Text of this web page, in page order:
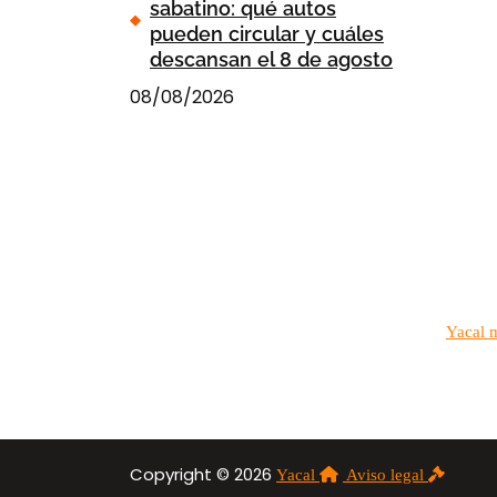
sabatino: qué autos
pueden circular y cuáles
descansan el 8 de agosto
08/08/2026
Yacal
Copyright © 2026 Yacal Aviso legal